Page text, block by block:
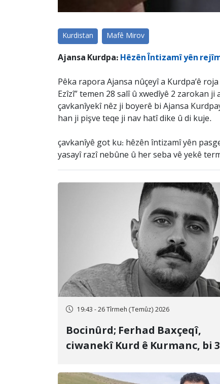
Kurdistan Mafê Mirov
Ajansa Kurdpa: Hêzên Întizamî yên
Pêka rapora Ajansa nûçeyî a Kurdpa’ê
Ezîzî” temen 28 salî û xwedîyê 2 zarokan
çavkanîyekî nêz ji boyerê bi Ajansa
han ji pişve teqe ji nav hatî dike û di kuje.
çavkanîyê got ku: hêzên întizamî yên
yasayî razî nebûne û her seba vê yekê
19:43 - 26 Tîrmeh (Temûz) 2026
Bocinûrd; Ferhad Baxçeqî,
ciwanekî Kurd ê Kurmanc, bi 3
cezakirin